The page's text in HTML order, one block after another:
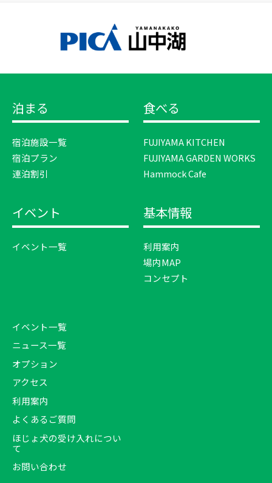
泊まる
宿泊施設一覧
宿泊プラン
連泊割引
食べる
FUJIYAMA KITCHEN
FUJIYAMA GARDEN WORKS
Hammock Cafe
イベント
イベント一覧
基本情報
利用案内
場内MAP
コンセプト
イベント一覧
ニュース一覧
オプション
アクセス
利用案内
よくあるご質問
ほじょ犬の受け入れについ
て
お問い合わせ